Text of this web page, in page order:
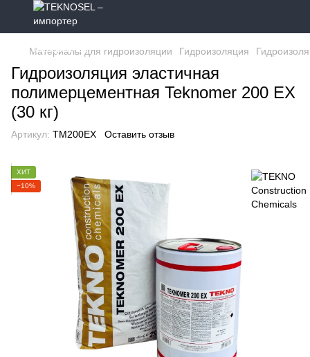
Материалы для гидроизоляции Гидроизоляция
Гидроизоляция эластичная
полимерцементная Teknomer 200 EX
(30 кг)
Артикул: TM200EX Оставить отзыв
ХИТ
−10%